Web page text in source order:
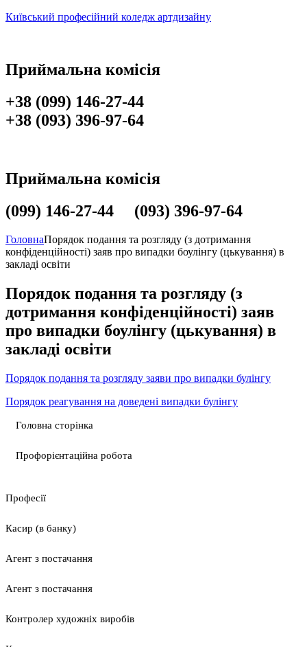
Київський професійний коледж артдизайну
Приймальна комісія
+38 (099) 146-27-44
+38 (093) 396-97-64
Приймальна комісія
(099) 146-27-44 (093) 396-97-64
ГоловнаПорядок подання та розгляду (з дотримання
конфіденційності) заяв про випадки боулінгу (цькування) в
закладі освіти
Порядок подання та розгляду (з
дотримання конфіденційності) заяв
про випадки боулінгу (цькування) в
закладі освіти
Порядок подання та розгляду заяви про випадки булінгу
Порядок реагування на доведені випадки булінгу
Головна сторінка
Профорієнтаційна робота
Професії
Касир (в банку)
Агент з постачання
Агент з постачання
Контролер художніх виробів